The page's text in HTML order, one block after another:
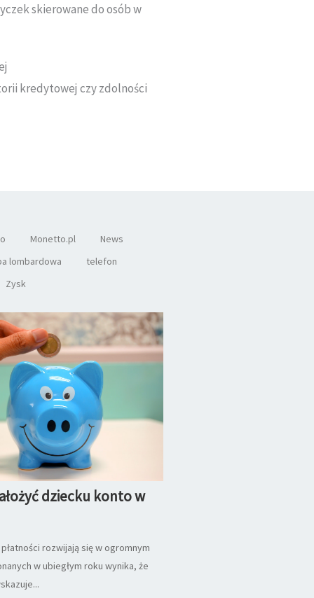
skierowane do osób w
kredytowej czy zdolności
Monetto.pl
News
lombardowa
telefon
Zysk
dziecku konto w
rozwijają się w ogromnym
w ubiegłym roku wynika, że